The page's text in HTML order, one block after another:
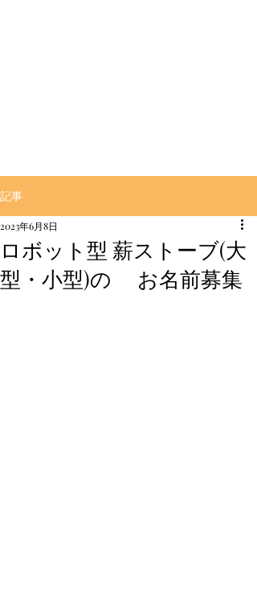
記事
ロボット型 薪ストーブ(大
型・小型)の お名前募集
2023年6月8日